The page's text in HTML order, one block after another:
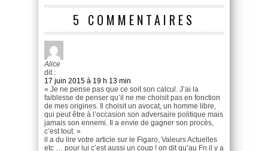
5 COMMENTAIRES
Alice
dit :
17 juin 2015 à 19 h 13 min
« Je ne pense pas que ce soit son calcul. J’ai la
faiblesse de penser qu’il ne me choisit pas en fonction
de mes origines. Il choisit un avocat, un homme libre,
qui peut être à l’occasion son adversaire politique mais
jamais son ennemi. Il a envie de gagner son procès,
c’est tout. »
il a du lire votre article sur le Figaro, Valeurs Actuelles
etc … pour lui c’est aussi un coup ! on dit qu’au Fn il y a